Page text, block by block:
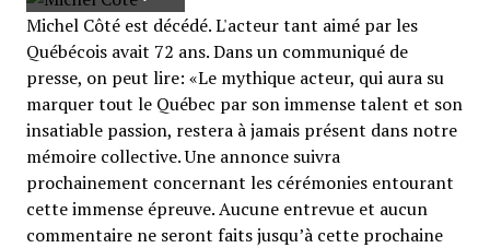
Michel Côté est décédé. L'acteur tant aimé par les
Québécois avait 72 ans. Dans un communiqué de
presse, on peut lire: «Le mythique acteur, qui aura su
marquer tout le Québec par son immense talent et son
insatiable passion, restera à jamais présent dans notre
mémoire collective. Une annonce suivra
prochainement concernant les cérémonies entourant
cette immense épreuve. Aucune entrevue et aucun
commentaire ne seront faits jusqu’à cette prochaine